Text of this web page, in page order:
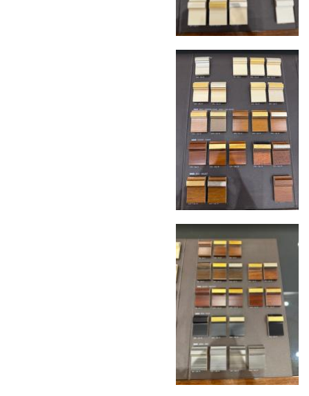
— осмотр товара на
предмет повреждений и дефектов при
Стандартная доставка по
Москве осуществляется в течение 3-5 рабочих
дней. Для Московской области сроки зависят
от удалённости объекта и варьируются от 5 до
10 рабочих дней. Возможна срочная доставка
при наличии свободных логистических
Управление логистикой и контроль
Каждый заказ отслеживается в режиме
реального времени через систему GPS-
мониторинга. Наша команда логистических
специалистов с опытом работы в
международной доставке обеспечивает
полную сохранность груза, соблюдение
температурного режима и защиту от
механических повреждений на всех этапах